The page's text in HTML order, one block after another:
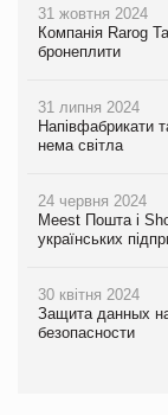
31 жовтня 2024
Компанія Rarog
бронеплити
31 липня 2024
Напівфабрикати
нема світла
24 червня 2024
Meest Пошта і
українських
30 квітня 2024
Защита данных
безопасности